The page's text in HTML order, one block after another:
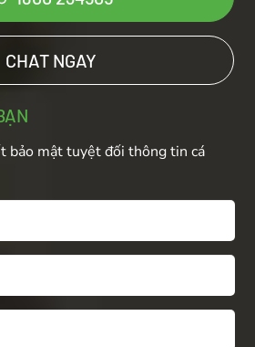
CHAT NGAY
bảo mật tuyệt đối thông tin cá